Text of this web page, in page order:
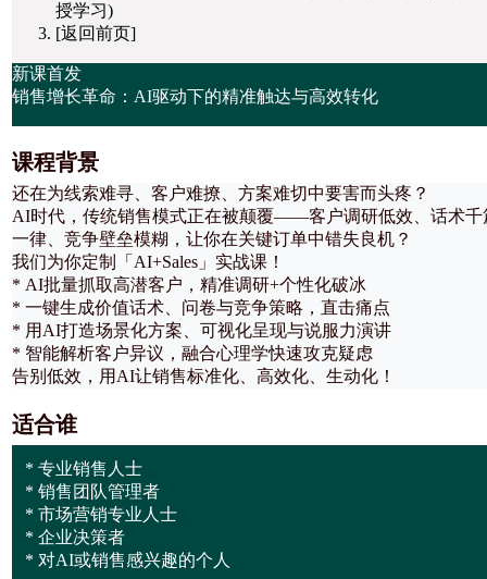
授学习)
[返回前页]
新课首发
销售增长革命：AI驱动下的精准触达与高效转化
课程背景
还在为线索难寻、客户难撩、方案难切中要害而头疼？
AI时代，传统销售模式正在被颠覆——客户调研低效、话术千
一律、竞争壁垒模糊，让你在关键订单中错失良机？
我们为你定制「AI+Sales」实战课！
* AI批量抓取高潜客户，精准调研+个性化破冰
* 一键生成价值话术、问卷与竞争策略，直击痛点
* 用AI打造场景化方案、可视化呈现与说服力演讲
* 智能解析客户异议，融合心理学快速攻克疑虑
告别低效，用AI让销售标准化、高效化、生动化！
适合谁
* 专业销售人士
* 销售团队管理者
* 市场营销专业人士
* 企业决策者
* 对AI或销售感兴趣的个人